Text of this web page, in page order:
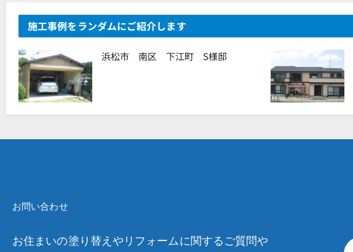
施工事例をランダムにご紹介します
浜松市 南区 下江町 S様邸
お問い合わせ
お住まいの塗り替えやリフォームに関するご質問や